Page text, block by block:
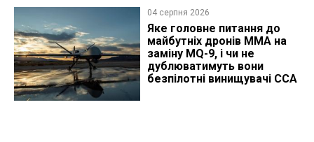
04 серпня 2026
Яке головне питання до
майбутніх дронів MMA на
заміну MQ-9, і чи не
дублюватимуть вони
безпілотні винищувачі CCA